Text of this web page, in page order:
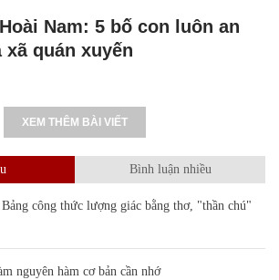
Nam: 5 bố con luôn an
quán xuyến
XEM THÊM BÀI VIẾT
Bình luận nhiều
công thức lượng giác bằng thơ, "thần chú"
nguyên hàm cơ bản cần nhớ